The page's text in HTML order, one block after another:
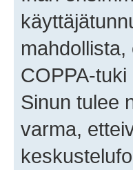
COPPA-
Sinun tulee
varma,